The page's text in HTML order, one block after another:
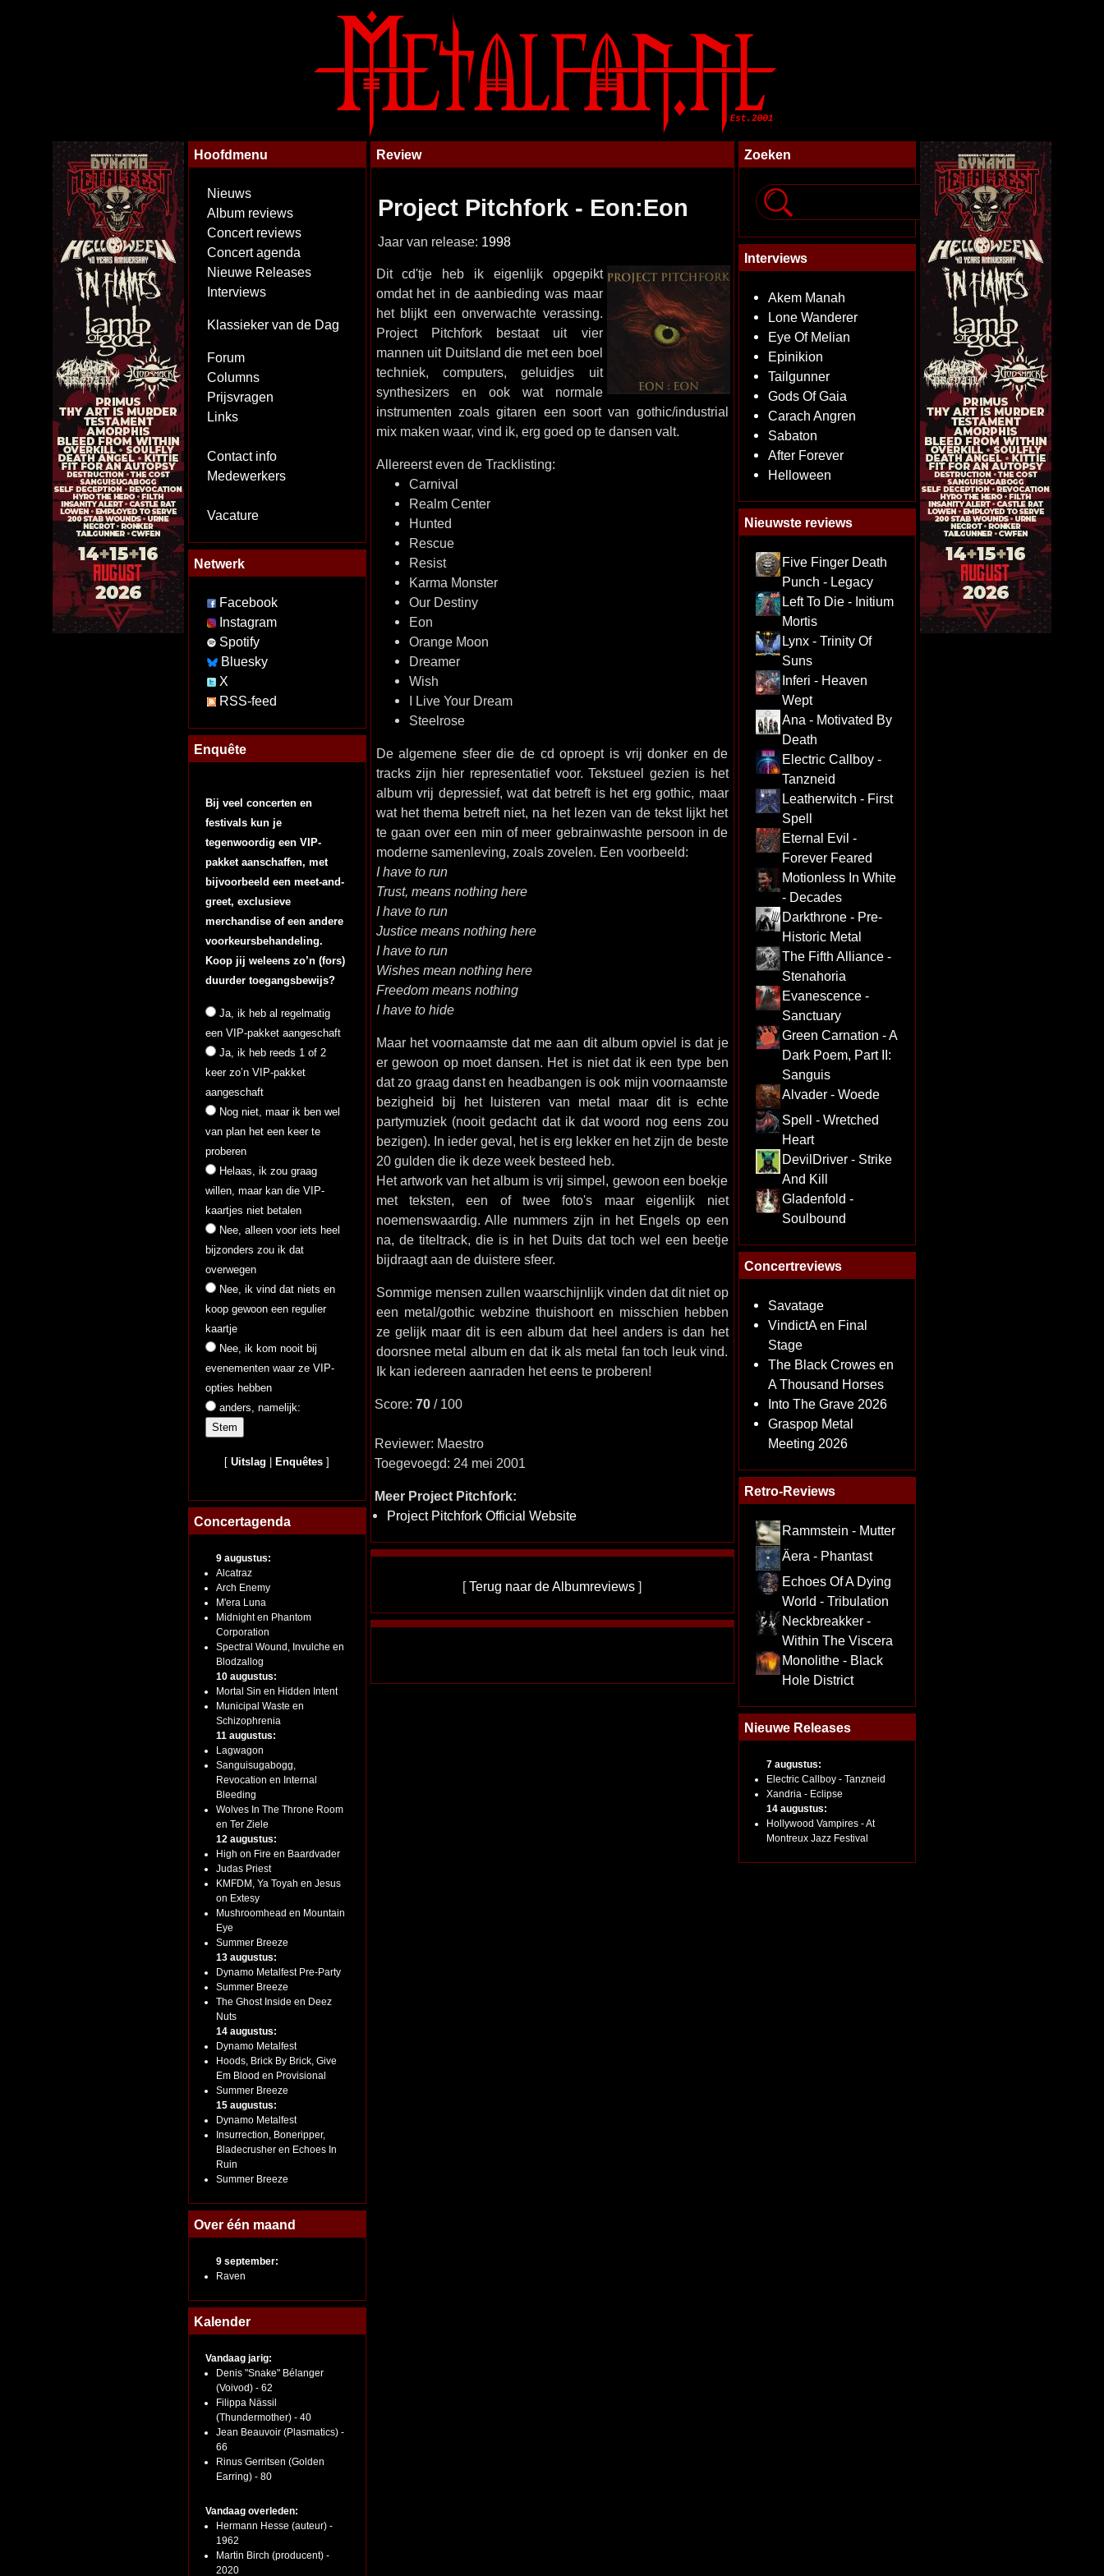
Hoofdmenu
Nieuws
Album reviews
Concert reviews
Concert agenda
Nieuwe Releases
Interviews
Klassieker van de Dag
Forum
Columns
Prijsvragen
Links
Contact info
Medewerkers
Vacature
Netwerk
Facebook
Instagram
Spotify
Bluesky
X
RSS-feed
Enquête
Bij veel concerten en
festivals kun je
tegenwoordig een VIP-
pakket aanschaffen, met
bijvoorbeeld een meet-and-
greet, exclusieve
merchandise of een andere
voorkeursbehandeling.
Koop jij weleens zo’n (fors)
duurder toegangsbewijs?
Ja, ik heb al regelmatig
een VIP-pakket aangeschaft
Ja, ik heb reeds 1 of 2
keer zo’n VIP-pakket
aangeschaft
Nog niet, maar ik ben wel
van plan het een keer te
proberen
Helaas, ik zou graag
willen, maar kan die VIP-
kaartjes niet betalen
Nee, alleen voor iets heel
bijzonders zou ik dat
overwegen
Nee, ik vind dat niets en
koop gewoon een regulier
kaartje
Nee, ik kom nooit bij
evenementen waar ze VIP-
opties hebben
anders, namelijk:
[Uitslag Enquêtes ]
Concertagenda
9 augustus:
Alcatraz
Arch Enemy
M'era Luna
Midnight en Phantom
Corporation
Spectral Wound, Invulche en
Blodzallog
10 augustus:
Mortal Sin en Hidden Intent
Municipal Waste en
Schizophrenia
11 augustus:
Lagwagon
Sanguisugabogg,
Revocation en Internal
Bleeding
Wolves In The Throne Room
en Ter Ziele
12 augustus:
High on Fire en Baardvader
Judas Priest
KMFDM, Ya Toyah en Jesus
on Extesy
Mushroomhead en Mountain
Eye
Summer Breeze
13 augustus:
Dynamo Metalfest Pre-Party
Summer Breeze
The Ghost Inside en Deez
Nuts
14 augustus:
Dynamo Metalfest
Hoods, Brick By Brick, Give
Em Blood en Provisional
Summer Breeze
15 augustus:
Dynamo Metalfest
Insurrection, Boneripper,
Bladecrusher en Echoes In
Ruin
Summer Breeze
Over één maand
9 september:
Raven
Kalender
Vandaag jarig:
Denis "Snake" Bélanger
(Voivod) - 62
Filippa Nässil
(Thundermother) - 40
Jean Beauvoir (Plasmatics) -
66
Rinus Gerritsen (Golden
Earring) - 80
Vandaag overleden:
Hermann Hesse (auteur) -
1962
Martin Birch (producent) -
2020
Review
Project Pitchfork - Eon:Eon
Jaar van release: 1998
Dit cd'tje heb ik eigenlijk opgepikt
omdat het in de aanbieding was maar
het blijkt een onverwachte verassing.
Project Pitchfork bestaat uit vier
mannen uit Duitsland die met een boel
techniek, computers, geluidjes uit
synthesizers en ook wat normale
instrumenten zoals gitaren een soort van gothic/industrial
mix maken waar, vind ik, erg goed op te dansen valt.
Allereerst even de Tracklisting:
Carnival
Realm Center
Hunted
Rescue
Resist
Karma Monster
Our Destiny
Eon
Orange Moon
Dreamer
Wish
I Live Your Dream
Steelrose
De algemene sfeer die de cd oproept is vrij donker en de
tracks zijn hier representatief voor. Tekstueel gezien is het
album vrij depressief, wat dat betreft is het erg gothic, maar
wat het thema betreft niet, na het lezen van de tekst lijkt het
te gaan over een min of meer gebrainwashte persoon in de
moderne samenleving, zoals zovelen. Een voorbeeld:
I have to run
Trust, means nothing here
I have to run
Justice means nothing here
I have to run
Wishes mean nothing here
Freedom means nothing
I have to hide
Maar het voornaamste dat me aan dit album opviel is dat je
er gewoon op moet dansen. Het is niet dat ik een type ben
dat zo graag danst en headbangen is ook mijn voornaamste
bezigheid bij het luisteren van metal maar dit is echte
partymuziek (nooit gedacht dat ik dat woord nog eens zou
bezigen). In ieder geval, het is erg lekker en het zijn de beste
20 gulden die ik deze week besteed heb.
Het artwork van het album is vrij simpel, gewoon een boekje
met teksten, een of twee foto's maar eigenlijk niet
noemenswaardig. Alle nummers zijn in het Engels op een
na, de titeltrack, die is in het Duits dat toch wel een beetje
bijdraagt aan de duistere sfeer.
Sommige mensen zullen waarschijnlijk vinden dat dit niet op
een metal/gothic webzine thuishoort en misschien hebben
ze gelijk maar dit is een album dat heel anders is dan het
doorsnee metal album en dat ik als metal fan toch leuk vind.
Ik kan iedereen aanraden het eens te proberen!
Score: 70/ 100
Reviewer: Maestro
Toegevoegd: 24 mei 2001
Meer Project Pitchfork:
Project Pitchfork Official Website
[Terug naar de Albumreviews ]
Zoeken
Interviews
Akem Manah
Lone Wanderer
Eye Of Melian
Epinikion
Tailgunner
Gods Of Gaia
Carach Angren
Sabaton
After Forever
Helloween
Nieuwste reviews
Five Finger Death
Punch - Legacy
Left To Die - Initium
Mortis
Lynx - Trinity Of
Suns
Inferi - Heaven
Wept
Ana - Motivated By
Death
Electric Callboy -
Tanzneid
Leatherwitch - First
Spell
Eternal Evil -
Forever Feared
Motionless In White
- Decades
Darkthrone - Pre-
Historic Metal
The Fifth Alliance -
Stenahoria
Evanescence -
Sanctuary
Green Carnation - A
Dark Poem, Part II:
Sanguis
Alvader - Woede
Spell - Wretched
Heart
DevilDriver - Strike
And Kill
Gladenfold -
Soulbound
Concertreviews
Savatage
VindictA en Final
Stage
The Black Crowes en
A Thousand Horses
Into The Grave 2026
Graspop Metal
Meeting 2026
Retro-Reviews
Rammstein - Mutter
Äera - Phantast
Echoes Of A Dying
World - Tribulation
Neckbreakker -
Within The Viscera
Monolithe - Black
Hole District
Nieuwe Releases
7 augustus:
Electric Callboy - Tanzneid
Xandria - Eclipse
14 augustus:
Hollywood Vampires - At
Montreux Jazz Festival